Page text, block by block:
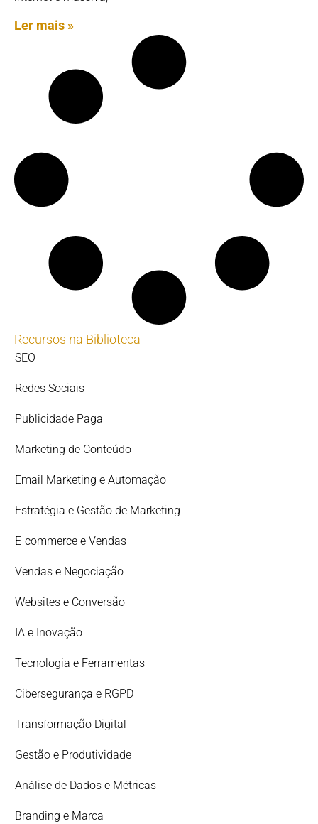
Ler mais »
Recursos na Biblioteca
SEO
Redes Sociais
Publicidade Paga
Marketing de Conteúdo
Email Marketing e Automação
Estratégia e Gestão de Marketing
E-commerce e Vendas
Vendas e Negociação
Websites e Conversão
IA e Inovação
Tecnologia e Ferramentas
Cibersegurança e RGPD
Transformação Digital
Gestão e Produtividade
Análise de Dados e Métricas
Branding e Marca